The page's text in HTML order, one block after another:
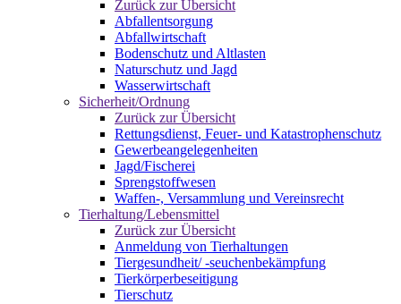
Zurück zur Übersicht
Abfallentsorgung
Abfallwirtschaft
Bodenschutz und Altlasten
Naturschutz und Jagd
Wasserwirtschaft
Sicherheit/Ordnung
Zurück zur Übersicht
Rettungsdienst, Feuer- und Katastrophenschutz
Gewerbeangelegenheiten
Jagd/Fischerei
Sprengstoffwesen
Waffen-, Versammlung und Vereinsrecht
Tierhaltung/Lebensmittel
Zurück zur Übersicht
Anmeldung von Tierhaltungen
Tiergesundheit/ -seuchenbekämpfung
Tierkörperbeseitigung
Tierschutz